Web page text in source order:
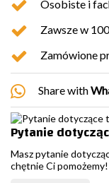
Osobiste i
Zawsze w
Zamówione
Share with
Pytanie
Masz pytanie
chętnie Ci pomożemy!